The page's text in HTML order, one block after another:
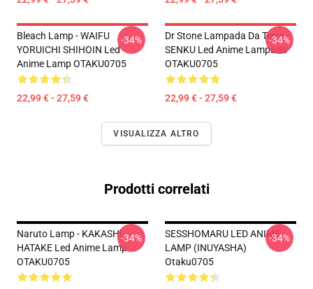
Bleach Lamp - WAIFU
YORUICHI SHIHOIN Led
Anime Lamp OTAKU0705
22,99 € - 27,59 €
-34%
Dr Stone Lampada Da Terra -
SENKU Led Anime Lampada
OTAKU0705
22,99 € - 27,59 €
-34%
VISUALIZZA ALTRO
Prodotti correlati
Naruto Lamp - KAKASHI
HATAKE Led Anime Lamp
OTAKU0705
-34%
SESSHOMARU LED ANIME
LAMP (INUYASHA)
Otaku0705
-34%